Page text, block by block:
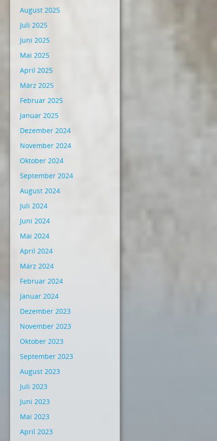
August 2025
Juli 2025
Juni 2025
Mai 2025
April 2025
März 2025
Februar 2025
Januar 2025
Dezember 2024
November 2024
Oktober 2024
September 2024
August 2024
Juli 2024
Juni 2024
Mai 2024
April 2024
März 2024
Februar 2024
Januar 2024
Dezember 2023
November 2023
Oktober 2023
September 2023
August 2023
Juli 2023
Juni 2023
Mai 2023
April 2023